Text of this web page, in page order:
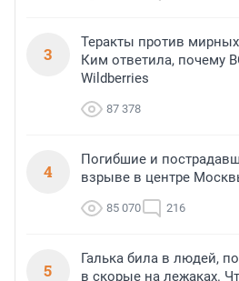
3
Теракты против
Ким ответила, почему
Wildberries
87 378
4
Погибшие и
взрыве в центре
85 070 216
5
Галька била в людей,
в скорые на лежаках.